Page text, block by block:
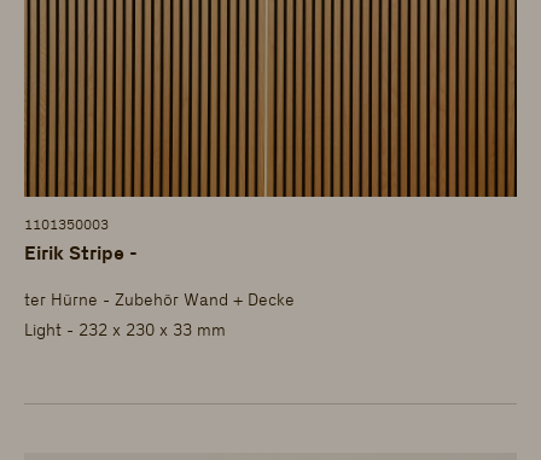
1101350003
Eirik Stripe -
ter Hürne - Zubehör Wand + Decke
Light - 232 x 230 x 33 mm